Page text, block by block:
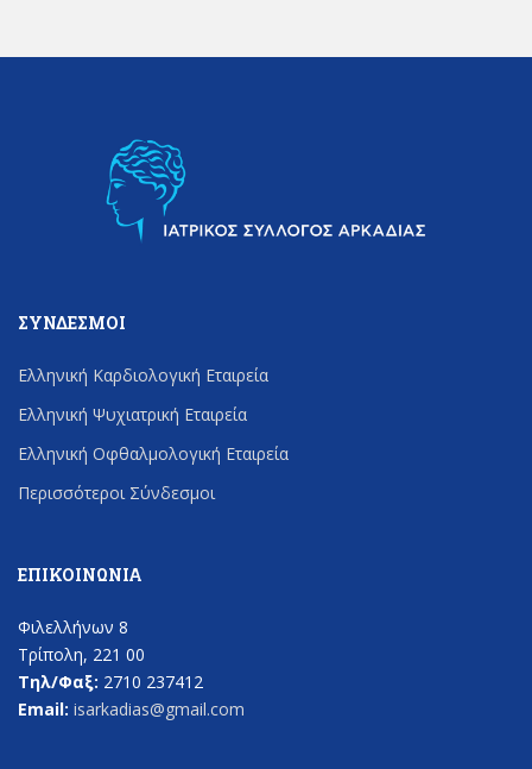
ΣΎΝΔΕΣΜΟΙ
Ελληνική Καρδιολογική Εταιρεία
Ελληνική Ψυχιατρική Εταιρεία
Ελληνική Οφθαλμολογική Εταιρεία
Περισσότεροι Σύνδεσμοι
ΕΠΙΚΟΙΝΩΝΊΑ
Φιλελλήνων 8
Τρίπολη, 221 00
Τηλ/Φαξ: 2710 237412
Email: isarkadias@gmail.com